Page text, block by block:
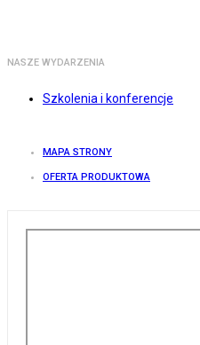
NASZE WYDARZENIA
Szkolenia i konferencje
MAPA STRONY
OFERTA PRODUKTOWA